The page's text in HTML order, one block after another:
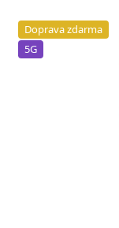
Doprava zdarma
5G